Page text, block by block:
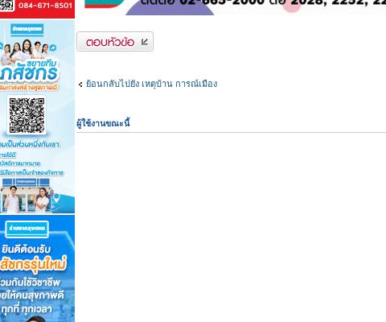
ตอบกระทู้
ย้อนกลับไปยัง เหตุบ้าน การณ์เมือง
ผู้ใช้งานขณะนี้